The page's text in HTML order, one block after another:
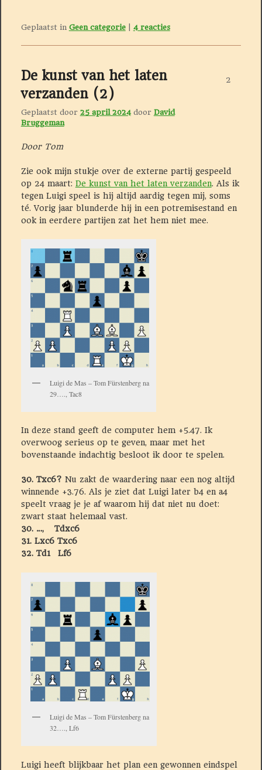
Geplaatst in Geen categorie 4reacties
De kunst van het laten
verzanden (2)
Geplaatst door 25 april 2024 door David
Bruggeman
2
Door Tom
Zie ook mijn stukje over de externe partij gespeeld
op 24 maart: De kunst van het laten verzanden. Als ik
tegen Luigi speel is hij altijd aardig tegen mij, soms
té. Vorig jaar blunderde hij in een potremisestand en
ook in eerdere partijen zat het hem niet mee.
Luigi de Mas – Tom Fürstenberg na
29…., Tac8
In deze stand geeft de computer hem +5.47. Ik
overwoog serieus op te geven, maar met het
bovenstaande indachtig besloot ik door te spelen.
30. Txc6? Nu zakt de waardering naar een nog altijd
winnende +3.76. Als je ziet dat Luigi later b4 en a4
speelt vraag je je af waarom hij dat niet nu doet:
zwart staat helemaal vast.
30. …, Tdxc6
31. Lxc6 Txc6
32. Td1 Lf6
Luigi de Mas – Tom Fürstenberg na
32…., Lf6
Luigi heeft blijkbaar het plan een gewonnen eindspel